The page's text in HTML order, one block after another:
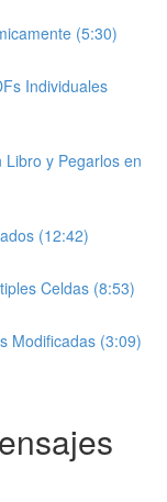
(5:30)
Individuales
y Pegarlos en
(12:42)
Celdas (8:53)
Modificadas (3:09)